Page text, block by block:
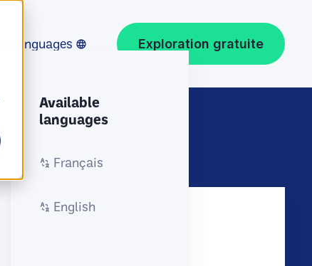
Languages
Available
languages
Français
English
Exploration gratuite